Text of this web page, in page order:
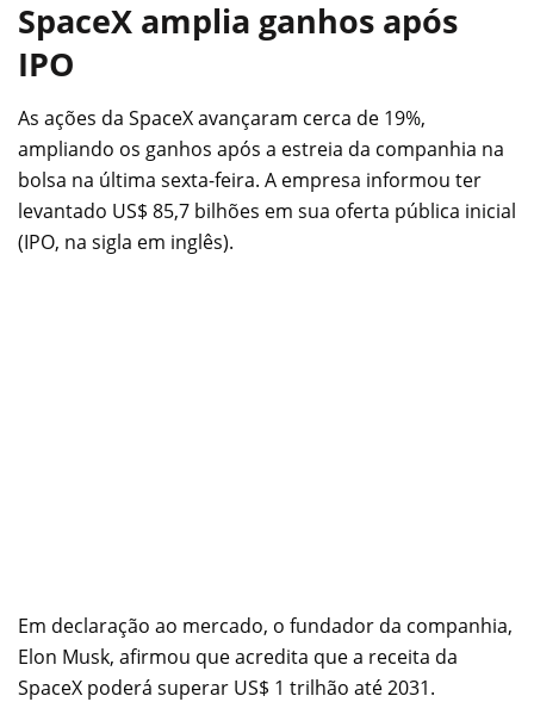
SpaceX amplia ganhos após
IPO
As ações da SpaceX avançaram cerca de 19%,
ampliando os ganhos após a estreia da companhia na
bolsa na última sexta-feira. A empresa informou ter
levantado US$ 85,7 bilhões em sua oferta pública inicial
(IPO, na sigla em inglês).
Em declaração ao mercado, o fundador da companhia,
Elon Musk, afirmou que acredita que a receita da
SpaceX poderá superar US$ 1 trilhão até 2031.